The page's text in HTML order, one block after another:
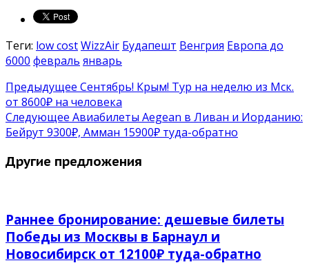
Теги: low costWizzAir Будапешт Венгрия Европа до
6000 февраль январь
Предыдущее Сентябрь! Крым! Тур на неделю из Мск.
от 8600₽ на человека
Следующее Авиабилеты Aegean в Ливан и Иорданию:
Бейрут 9300₽, Амман 15900₽ туда-обратно
Другие предложения
Раннее бронирование: дешевые билеты
Победы из Москвы в Барнаул и
Новосибирск от 12100₽ туда-обратно